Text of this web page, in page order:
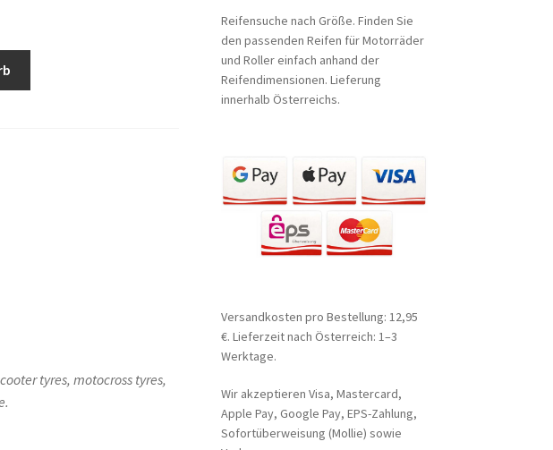
tyres, motocross tyres,
Reifensuche nach Größe. Finden Sie
den passenden Reifen für Motorräder
und Roller einfach anhand der
Reifendimensionen. Lieferung
innerhalb Österreichs.
Versandkosten pro Bestellung: 12,95
€. Lieferzeit nach Österreich: 1–3
Werktage.
Wir akzeptieren Visa, Mastercard,
Apple Pay, Google Pay, EPS-Zahlung,
Sofortüberweisung (Mollie) sowie